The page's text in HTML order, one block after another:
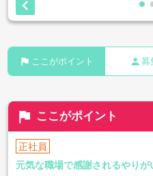

flag ここがポイント person 募
flag ここがポイント
正社員
元気な職場で感謝されるやりが